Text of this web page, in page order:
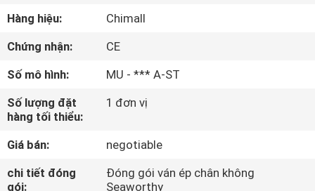
PHẨM
CHÚNG
TÔI
THAM
QUAN
Hàng hiệu:
Chimall
Chứng nhận:
CE
Số mô hình:
MU - *** A-ST
Số lượng đặt
hàng tối thiểu:
1 đơn vị
Giá bán:
negotiable
chi tiết đóng
gói:
Đóng gói ván ép chân không
Seaworthy